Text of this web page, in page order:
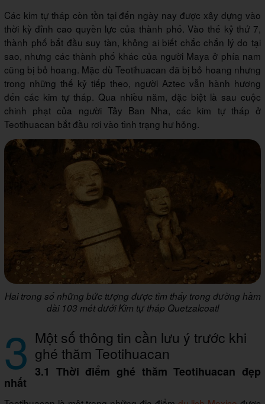
Các kim tự tháp còn tồn tại đến ngày nay được xây dựng vào
thời kỳ đỉnh cao quyền lực của thành phố. Vào thế kỷ thứ 7,
thành phố bắt đầu suy tàn, không ai biết chắc chắn lý do tại
sao, nhưng các thành phố khác của người Maya ở phía nam
cũng bị bỏ hoang. Mặc dù Teotihuacan đã bị bỏ hoang nhưng
trong những thế kỷ tiếp theo, người Aztec vẫn hành hương
đến các kim tự tháp. Qua nhiều năm, đặc biệt là sau cuộc
chinh phạt của người Tây Ban Nha, các kim tự tháp ở
Teotihuacan bắt đầu rơi vào tình trạng hư hỏng.
Hai trong số những bức tượng được tìm thấy trong đường hầm
dài 103 mét dưới Kim tự tháp Quetzalcoatl
3 Một số thông tin cần lưu ý trước khi
ghé thăm Teotihuacan
3.1 Thời điểm ghé thăm Teotihuacan đẹp
nhất